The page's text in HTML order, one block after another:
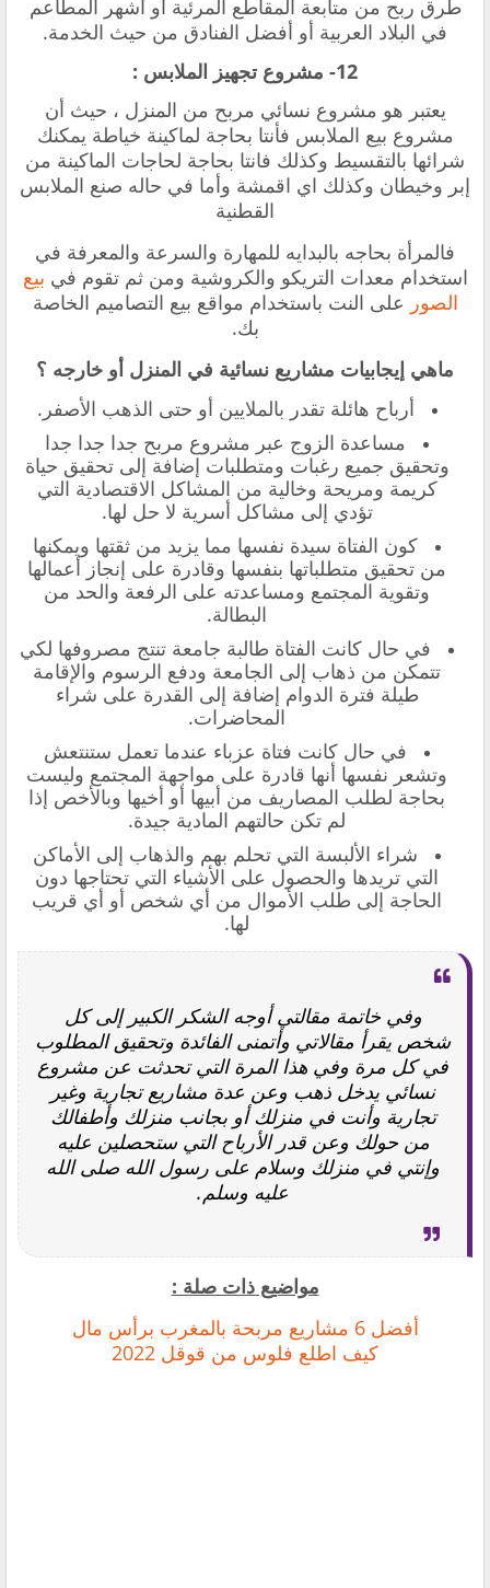
طرق ربح من متابعة المقاطع المرئية أو أشهر المطاعم
في البلاد العربية أو أفضل الفنادق من حيث الخدمة.
12- مشروع تجهيز الملابس :
يعتبر هو مشروع نسائي مربح من المنزل ، حيث أن
مشروع بيع الملابس فأنتا بحاجة لماكينة خياطة يمكنك
شرائها بالتقسيط وكذلك فانتا بحاجة لحاجات الماكينة من
إبر وخيطان وكذلك اي اقمشة وأما في حاله صنع الملابس
القطنية
فالمرأة بحاجه بالبدايه للمهارة والسرعة والمعرفة في
استخدام معدات التريكو والكروشية ومن ثم تقوم في بيع
الصور على النت باستخدام مواقع بيع التصاميم الخاصة
بك.
ماهي إيجابيات مشاريع نسائية في المنزل أو خارجه ؟
أرباح هائلة تقدر بالملايين أو حتى الذهب الأصفر.
مساعدة الزوج عبر مشروع مربح جدا جدا جدا
وتحقيق جميع رغبات ومتطلبات إضافة إلى تحقيق حياة
كريمة ومريحة وخالية من المشاكل الاقتصادية التي
تؤدي إلى مشاكل أسرية لا حل لها.
كون الفتاة سيدة نفسها مما يزيد من ثقتها ويمكنها
من تحقيق متطلباتها بنفسها وقادرة على إنجاز أعمالها
وتقوية المجتمع ومساعدته على الرفعة والحد من
البطالة.
في حال كانت الفتاة طالبة جامعة تنتج مصروفها لكي
تتمكن من ذهاب إلى الجامعة ودفع الرسوم والإقامة
طيلة فترة الدوام إضافة إلى القدرة على شراء
المحاضرات.
في حال كانت فتاة عزباء عندما تعمل ستنتعش
وتشعر نفسها أنها قادرة على مواجهة المجتمع وليست
بحاجة لطلب المصاريف من أبيها أو أخيها وبالأخص إذا
لم تكن حالتهم المادية جيدة.
شراء الألبسة التي تحلم بهم والذهاب إلى الأماكن
التي تريدها والحصول على الأشياء التي تحتاجها دون
الحاجة إلى طلب الأموال من أي شخص أو أي قريب
لها.
وفي خاتمة مقالتي أوجه الشكر الكبير إلى كل
شخص يقرأ مقالاتي وأتمنى الفائدة وتحقيق المطلوب
في كل مرة وفي هذا المرة التي تحدثت عن مشروع
نسائي يدخل ذهب وعن عدة مشاريع تجارية وغير
تجارية وأنت في منزلك أو بجانب منزلك وأطفالك
من حولك وعن قدر الأرباح التي ستحصلين عليه
وإنتي في منزلك وسلام على رسول الله صلى الله
عليه وسلم.
مواضيع ذات صلة :
أفضل 6 مشاريع مربحة بالمغرب برأس مال
كيف اطلع فلوس من قوقل 2022